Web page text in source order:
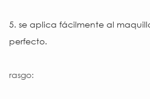
5. se aplica fácilmente al
perfecto.
rasgo: